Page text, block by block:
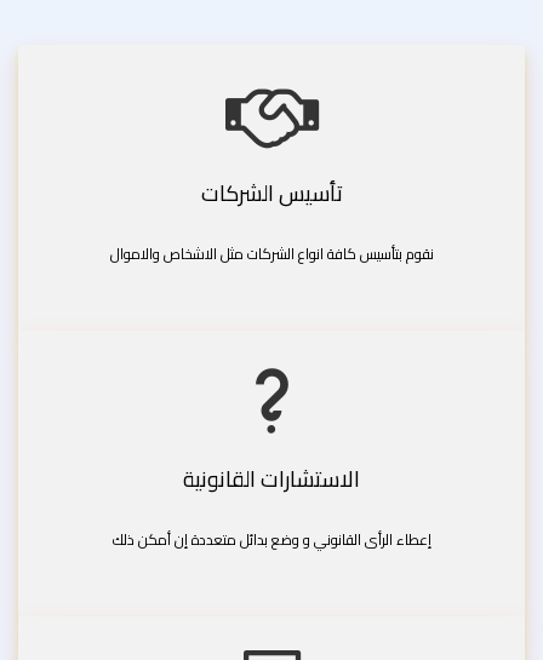
تأسيس الشركات
نقوم بتأسيس كافة انواع الشركات مثل الاشخاص والاموال
الاستشارات القانونية
إعطاء الرأى القانوني و وضع بدائل متعددة إن أمكن ذلك